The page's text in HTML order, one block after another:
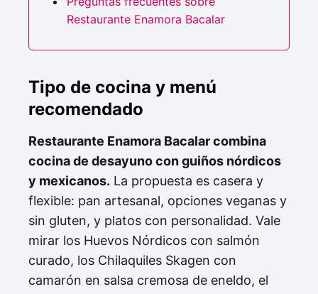
Restaurante Enamora Bacalar
Tipo de cocina y menú
recomendado
Restaurante Enamora Bacalar combina
cocina de desayuno con guiños nórdicos
y mexicanos. La propuesta es casera y
flexible: pan artesanal, opciones veganas y
sin gluten, y platos con personalidad. Vale
mirar los Huevos Nórdicos con salmón
curado, los Chilaquiles Skagen con
camarón en salsa cremosa de eneldo, el